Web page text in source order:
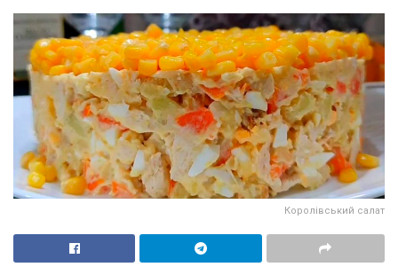
Королівський салат